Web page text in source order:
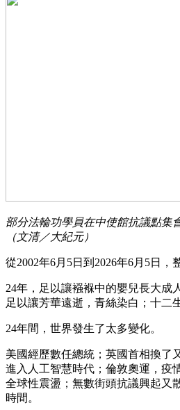
部分法輪功學員在中使館抗議點集
（文清／大紀元）
從2002年6月5日到2026年6月5日，
24年，足以讓襁褓中的嬰兒長大成
足以讓芳華遠逝，青絲染白；十二
24年間，世界發生了太多變化。
美國經歷數任總統；英國首相換了
進入人工智慧時代；倫敦奧運，疫
全球性震盪；無數街頭抗議興起又
時間。